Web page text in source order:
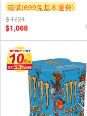
箱購(699免基本運費)
贈OPENPOINT
贈$200
$ 1224
$1,068